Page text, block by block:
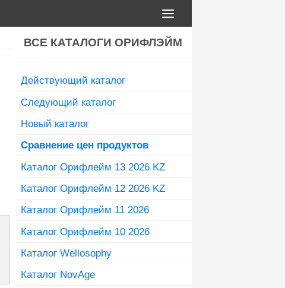
ВСЕ КАТАЛОГИ ОРИФЛЭЙМ
Действующий каталог
Следующий каталог
Новый каталог
Сравнение цен продуктов
Каталог Орифлейм 13 2026 KZ
Каталог Орифлейм 12 2026 KZ
Каталог Орифлейм 11 2026
Каталог Орифлейм 10 2026
Каталог Wellosophy
Каталог NovAge